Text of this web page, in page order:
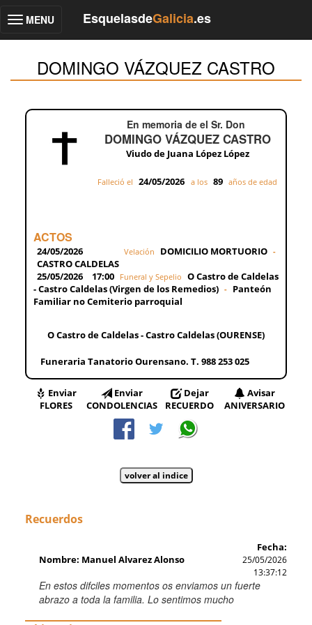
Toggle
MENU EsquelasdeGalicia.es
DOMINGO VÁZQUEZ CASTRO
En memoria de el Sr. Don
DOMINGO VÁZQUEZ CASTRO
Viudo de Juana López López
Falleció el 24/05/2026 a los 89 años de edad
ACTOS
24/05/2026 Velación DOMICILIO MORTUORIO -
CASTRO CALDELAS
25/05/2026
17:00 Funeral y Sepelio O Castro de Caldelas
- Castro Caldelas (Virgen de los Remedios) - Panteón
Familiar no Cemiterio parroquial
O Castro de Caldelas - Castro Caldelas (OURENSE)
Funeraria Tanatorio Ourensano. T. 988 253 025
Enviar
FLORES
Enviar
CONDOLENCIAS
Dejar
RECUERDO
Avisar
ANIVERSARIO
Recuerdos
Nombre: Manuel Alvarez Alonso
Fecha:
25/05/2026
13:37:12
En estos difciles momentos os enviamos un fuerte
abrazo a toda la familia. Lo sentimos mucho